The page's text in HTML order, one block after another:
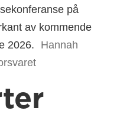
på
av kommende
2026.
Hannah